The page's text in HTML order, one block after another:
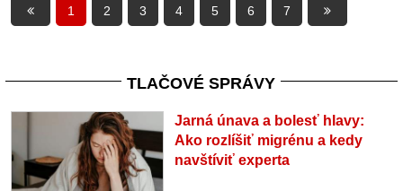
1 2 3 4 5 6 7
TLAČOVÉ SPRÁVY
Jarná únava a bolesť hlavy:
Ako rozlíšiť migrénu a kedy
navštíviť experta